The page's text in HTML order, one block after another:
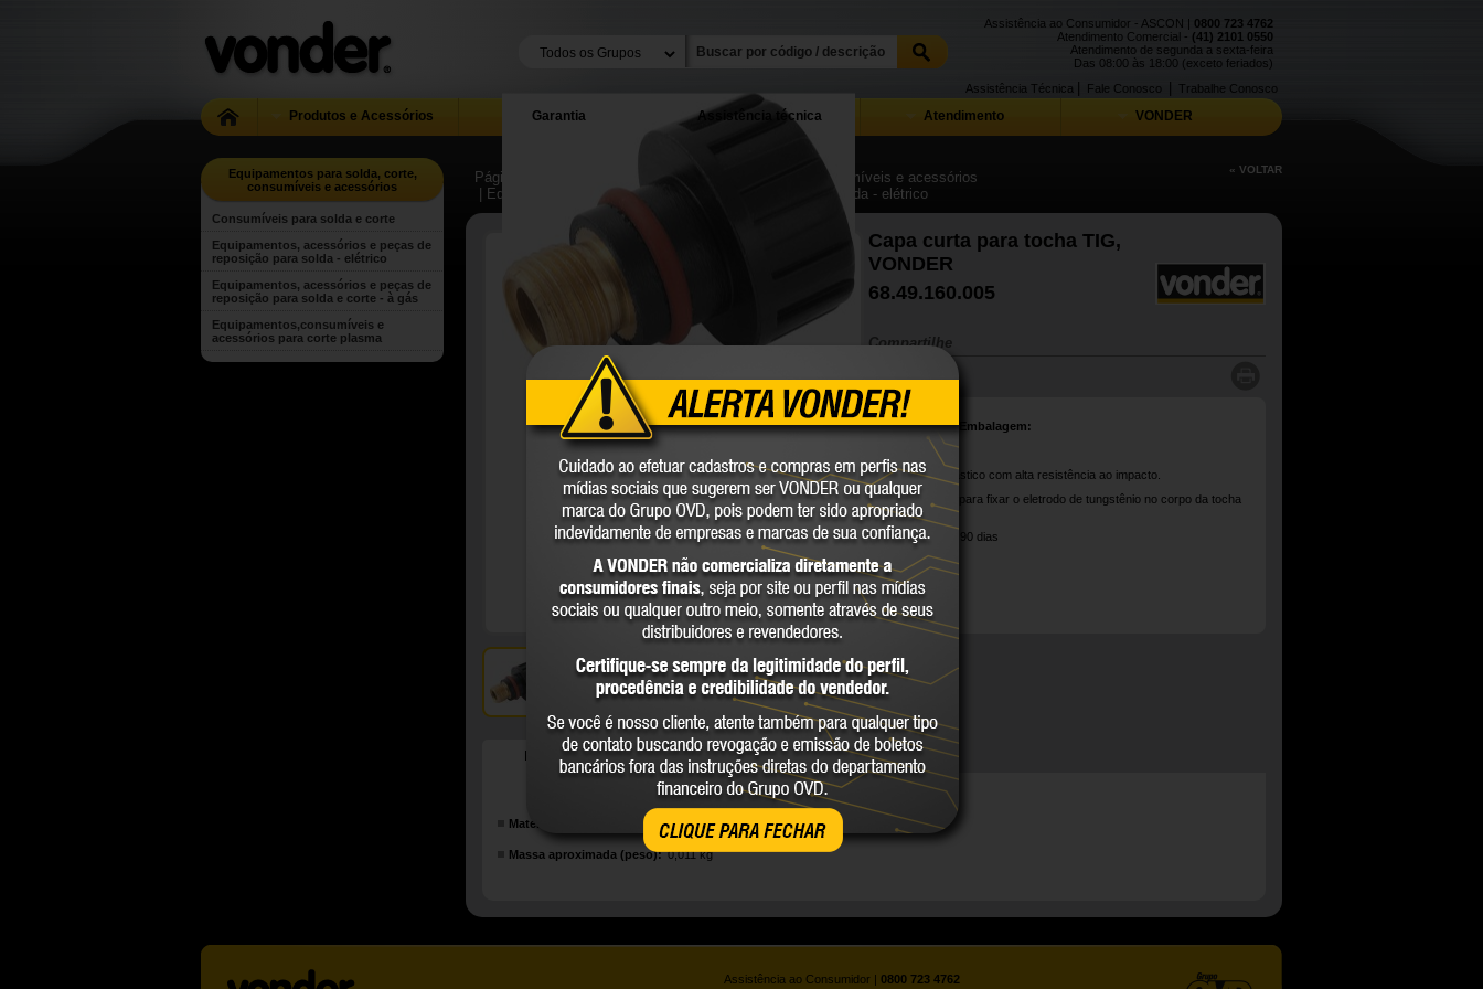
CLIQUE PARA FECHAR
Assistência ao Consumidor - ASCON | 0800 723 4762
Atendimento Comercial - (41) 2101 0550
Atendimento de segunda a sexta-feira
Das 08:00 às 18:00 (exceto feriados)
Trabalhe Conosco
Fale Conosco
Assistência Técnica
Produtos e Acessórios Garantia Assistência técnica Atendimento VONDER
Equipamentos para solda, corte,
consumíveis e acessórios
Consumíveis para solda e corte
Equipamentos, acessórios e peças de
reposição para solda - elétrico
Equipamentos, acessórios e peças de
reposição para solda e corte - à gás
Equipamentos,consumíveis e
acessórios para corte plasma
Página Inicial
| Equipamentos para solda, corte, consumíveis e acessórios
| Equipamentos, acessórios e peças de reposição para solda - elétrico
« VOLTAR
Capa curta para tocha TIG,
VONDER
68.49.160.005
Compartilhe
Conteúdo da Embalagem:
Material em plástico com alta resistência ao impacto.
Capa indicada para fixar o eletrodo de tungstênio no corpo da tocha
TIG.
Garantia legal: 90 dias
DETALHES TÉCNICOS
Material:
Massa aproximada (peso): 0,011 kg
Assistência ao Consumidor | 0800 723 4762